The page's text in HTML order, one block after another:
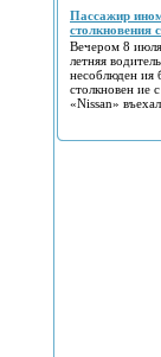
Пассажир
столкновения
Вечером 8
летняя
несоблюден ия
столкновен ие
«Nissan»